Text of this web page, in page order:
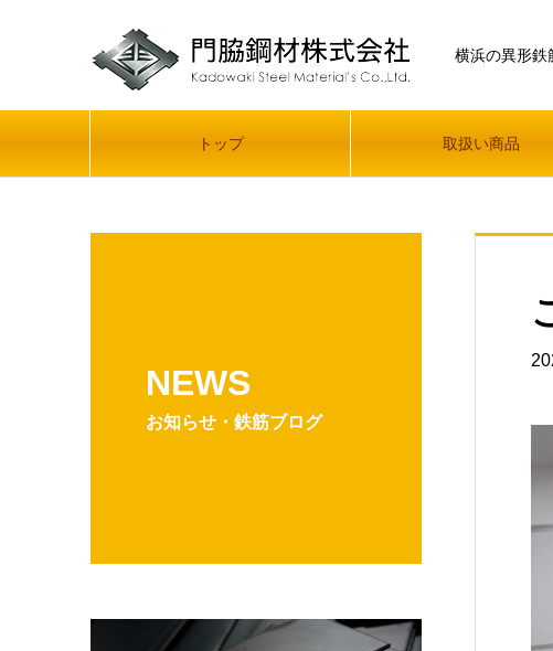
横浜の異形鉄
トップ 取扱い商品
NEWS
お知らせ・鉄筋ブログ